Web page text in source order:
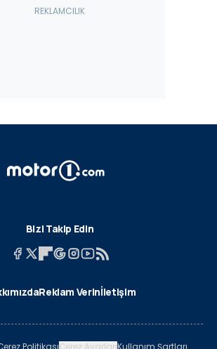
Bizi Takip Edin
Reklam Verinİletişim
PolitikasıÇerez AyarlarıKullanım Şartları